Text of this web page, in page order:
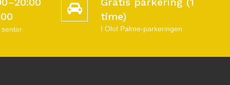
time)
I Olof Palme-parkeringen